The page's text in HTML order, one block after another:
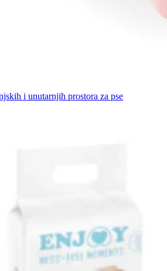
i unutarnjih prostora za pse